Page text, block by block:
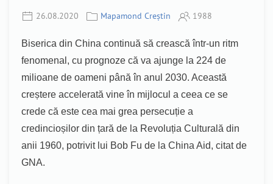
26.08.2020 Mapamond Creștin 1988
Biserica din China continuă să crească într-un ritm
fenomenal, cu prognoze că va ajunge la 224 de
milioane de oameni până în anul 2030. Această
creștere accelerată vine în mijlocul a ceea ce se
crede că este cea mai grea persecuție a
credincioșilor din țară de la Revoluția Culturală din
anii 1960, potrivit lui Bob Fu de la China Aid, citat de
GNA.